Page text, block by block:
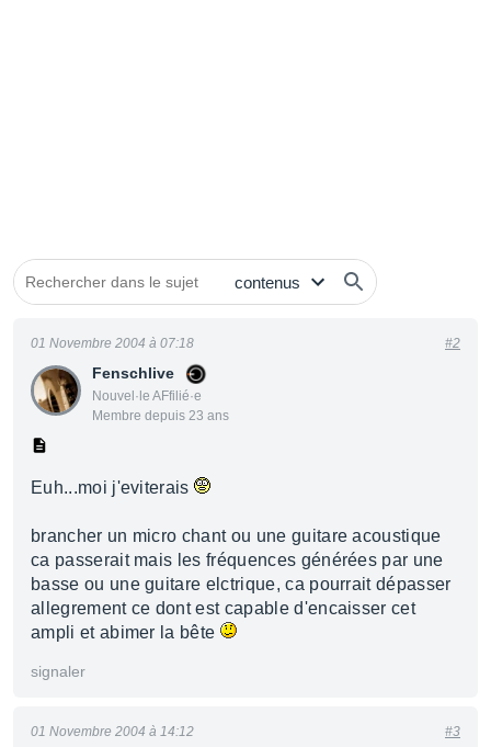
Fenschlive
Nouvel·le AFfilié·e
Membre depuis 23 ans
01 Novembre 2004 à 07:18 #2
Euh...moi j'eviterais
brancher un micro chant ou une guitare acoustique
ca passerait mais les fréquences générées par une
basse ou une guitare elctrique, ca pourrait dépasser
allegrement ce dont est capable d'encaisser cet
ampli et abimer la bête
signaler
01 Novembre 2004 à 14:12 #3